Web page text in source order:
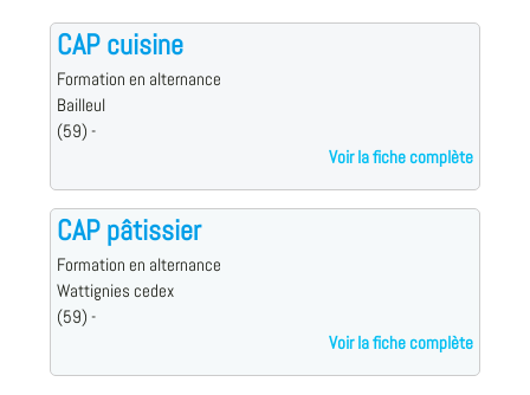
CAP cuisine
Formation en alternance
Bailleul
(59) -
Voir la fiche complète
CAP pâtissier
Formation en alternance
Wattignies cedex
(59) -
Voir la fiche complète